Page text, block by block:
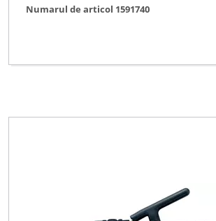
Numarul de articol 1591740